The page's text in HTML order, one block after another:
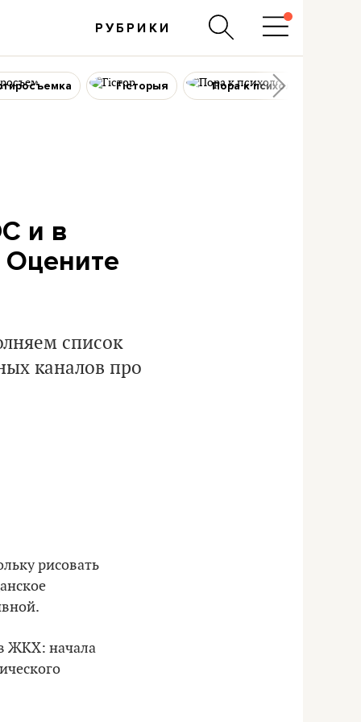
РУБРИКИ
Гісторыя Пора к психологу
и в
список
каналов про
рисовать
ЖКХ: начала